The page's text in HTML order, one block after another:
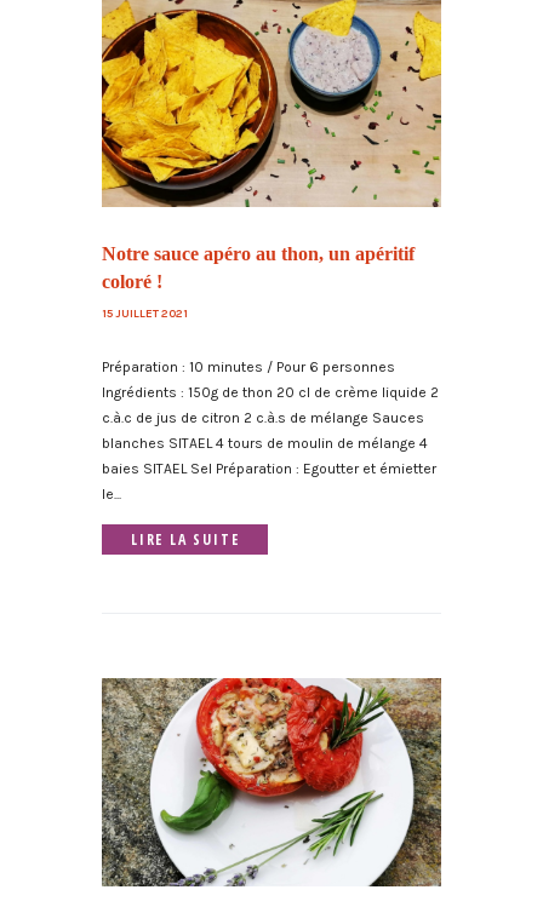
Notre sauce apéro au thon, un apéritif
coloré !
15 JUILLET 2021
Préparation : 10 minutes / Pour 6 personnes
Ingrédients : 150g de thon 20 cl de crème liquide 2
c.à.c de jus de citron 2 c.à.s de mélange Sauces
blanches SITAEL 4 tours de moulin de mélange 4
baies SITAEL Sel Préparation : Egoutter et émietter
le...
LIRE LA SUITE